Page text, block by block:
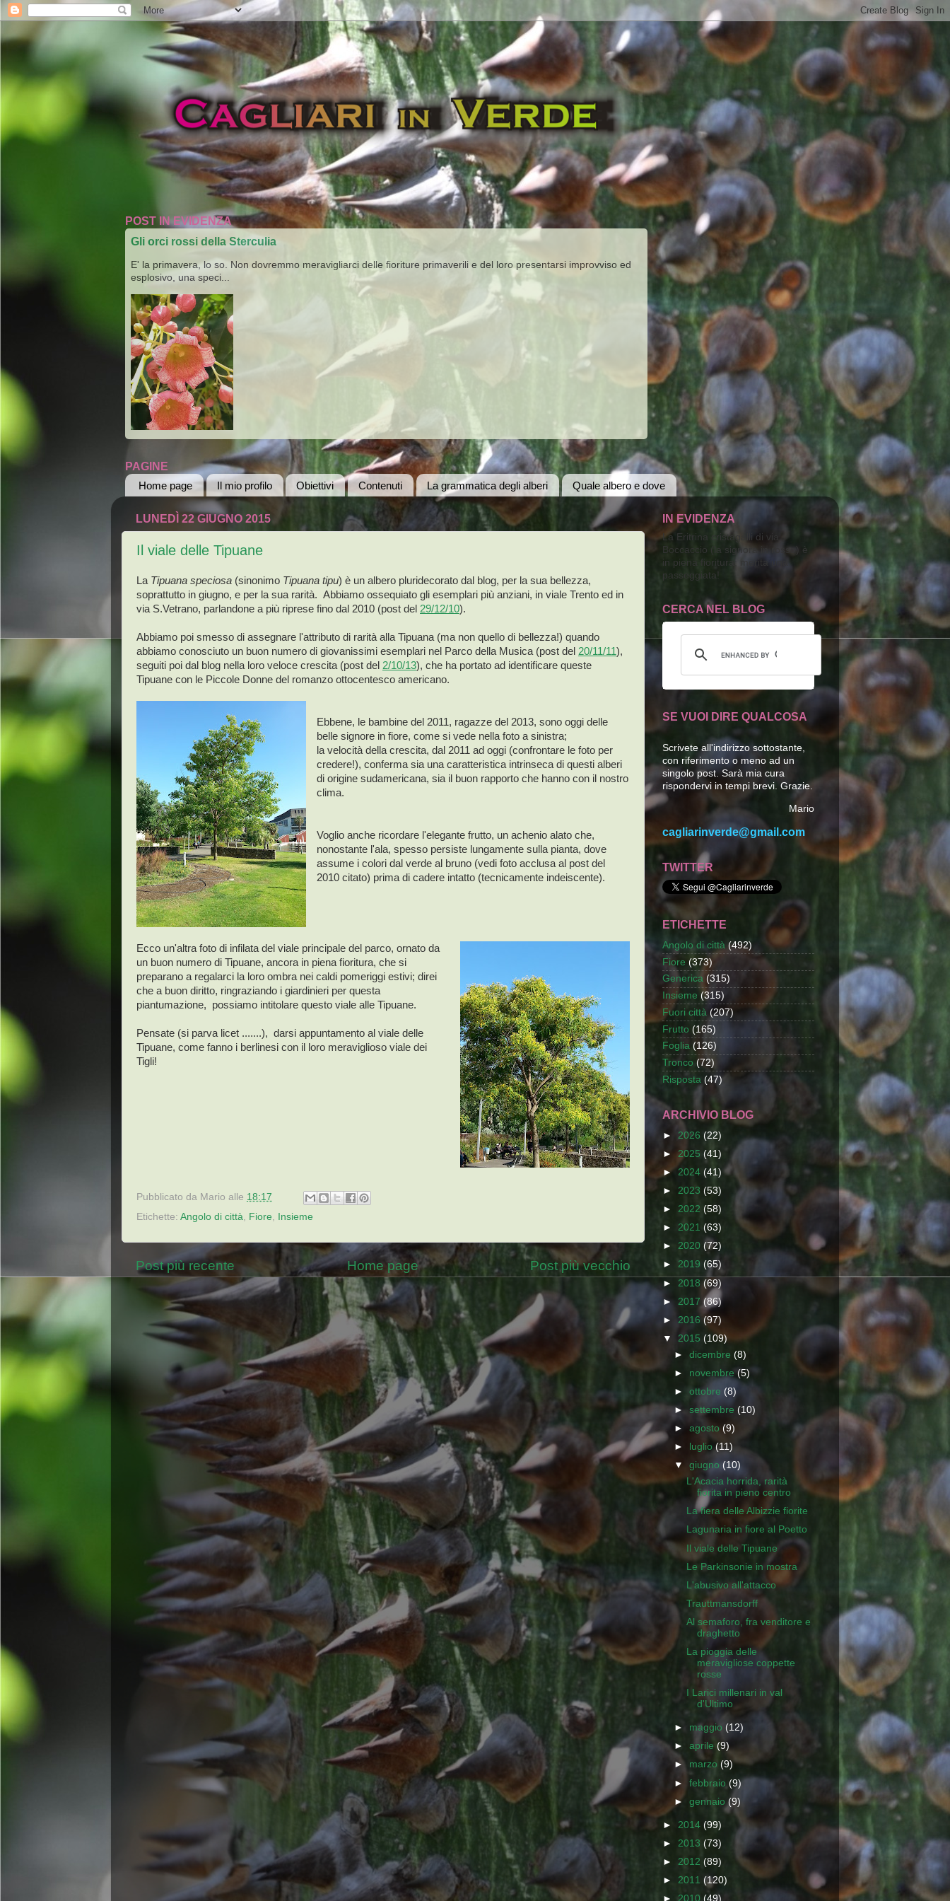
POST IN EVIDENZA
Gli orci rossi della Sterculia
E' la primavera, lo so. Non dovremmo meravigliarci delle fioriture primaverili e del loro presentarsi improvviso ed
esplosivo, una speci...
PAGINE
Home page
Il mio profilo Obiettivi Contenuti La grammatica degli alberi Quale albero e dove
LUNEDÌ 22 GIUGNO 2015
Il viale delle Tipuane
La Tipuana speciosa (sinonimo Tipuana tipu) è un albero pluridecorato dal blog, per la sua bellezza,
soprattutto in giugno, e per la sua rarità. Abbiamo ossequiato gli esemplari più anziani, in viale Trento ed in
via S.Vetrano, parlandone a più riprese fino dal 2010 (post del 29/12/10).
Abbiamo poi smesso di assegnare l'attributo di rarità alla Tipuana (ma non quello di bellezza!) quando
abbiamo conosciuto un buon numero di giovanissimi esemplari nel Parco della Musica (post del 20/11/11),
seguiti poi dal blog nella loro veloce crescita (post del 2/10/13), che ha portato ad identificare queste
Tipuane con le Piccole Donne del romanzo ottocentesco americano.
Ebbene, le bambine del 2011, ragazze del 2013, sono oggi delle
belle signore in fiore, come si vede nella foto a sinistra;
la velocità della crescita, dal 2011 ad oggi (confrontare le foto per
credere!), conferma sia una caratteristica intrinseca di questi alberi
di origine sudamericana, sia il buon rapporto che hanno con il nostro
clima.
Voglio anche ricordare l'elegante frutto, un achenio alato che,
nonostante l'ala, spesso persiste lungamente sulla pianta, dove
assume i colori dal verde al bruno (vedi foto acclusa al post del
2010 citato) prima di cadere intatto (tecnicamente indeiscente).
Ecco un'altra foto di infilata del viale principale del parco, ornato da
un buon numero di Tipuane, ancora in piena fioritura, che si
preparano a regalarci la loro ombra nei caldi pomeriggi estivi; direi
che a buon diritto, ringraziando i giardinieri per questa
piantumazione, possiamo intitolare questo viale alle Tipuane.
Pensate (si parva licet .......), darsi appuntamento al viale delle
Tipuane, come fanno i berlinesi con il loro meraviglioso viale dei
Tigli!
Pubblicato da Mario alle 18:17
Etichette: Angolo di città Fiore Insieme
Post più recente Post più vecchio
Home page
IN EVIDENZA
La Eritrina cristagalli di via
Boccaccio (la signora in rosso) è
in piena fioritura; merita una
passeggiata!
CERCA NEL BLOG
SE VUOI DIRE QUALCOSA
Scrivete all'indirizzo sottostante,
con riferimento o meno ad un
singolo post. Sarà mia cura
rispondervi in tempi brevi. Grazie.
Mario
cagliarinverde@gmail.com
TWITTER
ETICHETTE
Angolo di città (492)
Fiore (373)
Generica (315)
Insieme (315)
Fuori città (207)
Frutto (165)
Foglia (126)
Tronco (72)
Risposta (47)
ARCHIVIO BLOG
► 2026 (22)
►2025 (41)
► 2024 (41)
► 2023 (53)
► 2022 (58)
► 2021 (63)
► 2020 (72)
► 2019 (65)
► 2018(69)
► 2017 (86)
► 2016 (97)
▼ 2015 (109)
►dicembre(8)
► novembre(5)
►ottobre (8)
►settembre(10)
►agosto(9)
►
luglio(11)
▼giugno(10)
L'Acacia horrida, rarità
fiorita in pieno centro
La fiera delle Albizzie fiorite
Lagunaria in fiore al Poetto
Il viale delle Tipuane
Le Parkinsonie in mostra
L'abusivo all'attacco
Trauttmansdorff
Al semaforo, fra venditore e
draghetto
La pioggia delle
meravigliose coppette
rosse
I Larici millenari in val
d'Ultimo
► maggio(12)
►aprile(9)
► marzo(9)
►febbraio(9)
►gennaio(9)
► 2014 (99)
► 2013 (73)
► 2012 (89)
► 2011 (120)
► 2010 (49)